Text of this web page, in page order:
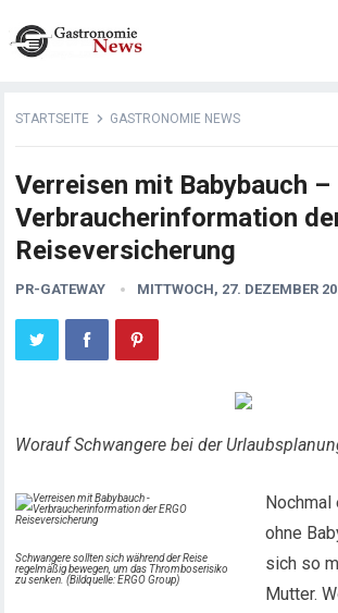
STARTSEITE GASTRONOMIE NEWS
Verreisen mit Babybauch –
Verbraucherinformation
Reiseversicherung
PR-GATEWAY MITTWOCH, 27. DEZEMBER
Worauf Schwangere bei der
Schwangere sollten sich während der Reise
regelmäßig bewegen, um das Thromboserisiko
zu senken. (Bildquelle: ERGO Group)
Nochmal
ohne
sich so
Mutter.